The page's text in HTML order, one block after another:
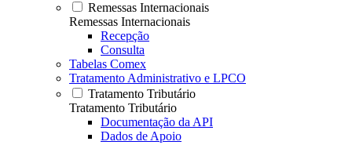
Remessas Internacionais
Remessas Internacionais
Recepção
Consulta
Tabelas Comex
Tratamento Administrativo e LPCO
Tratamento Tributário
Tratamento Tributário
Documentação da API
Dados de Apoio